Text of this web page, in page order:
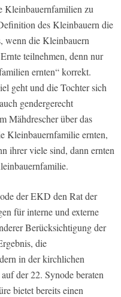
Kleinbauernfamilien zu
des Kleinbauern die
wenn die Kleinbauern
teilnehmen, denn nur
ernten“ korrekt.
geht und die Tochter sich
gendergerecht
Mähdrescher über das
Kleinbauernfamilie ernten,
ihrer viele sind, dann ernten
der EKD den Rat der
für interne und externe
Berücksichtigung der
die
in der kirchlichen
der 22. Synode beraten
bietet bereits einen